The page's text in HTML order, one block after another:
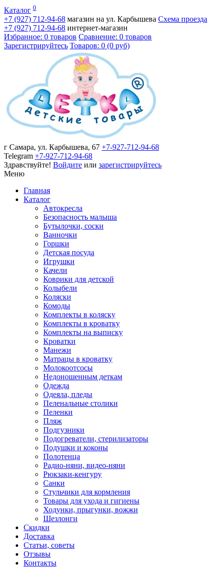
Каталог 0
+7 (927) 712-94-68 магазин на ул. Карбышева Схема проезда
+7 (927) 712-94-68 интернет-магазин
Избранное: 0 товаров Сравнение: 0 товаров
Зарегистрируйтесь Товаров: 0 (0 руб)
г Самара, ул. Карбышева, 67 +7-927-712-94-68
Telegram +7-927-712-94-68
Здравствуйте! Войдите или зарегистрируйтесь
Меню
Главная
Каталог
Автокресла
Безопасность малыша
Бутылочки, соски
Ванночки
Горшки
Детская посуда
Игрушки
Качели
Коврики для детской
Колыбели
Коляски
Комоды
Комплекты в коляску
Комплекты в кроватку
Комплекты на выписку
Кроватки
Манежи
Матрацы в кроватку
Молокоотсосы
Недоношенным деткам
Одежда
Одеяла, пледы
Пеленальные столики
Пеленки
Пляж
Подгузники
Подогреватели, стерилизаторы
Подушки и коконы
Полотенца
Радио-няни, видео-няни
Рюкзаки-кенгуру
Санки
Стульчики для кормления
Товары для ухода и гигиены
Ходунки, прыгунки, вожжи
Шезлонги
Скидки
Доставка
Статьи, советы
Отзывы
Контакты